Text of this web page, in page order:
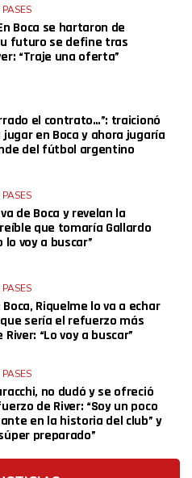
Boca se hartaron de
futuro se define tras
“Traje una oferta”
el contrato…”: traicionó
jugar en Boca y ahora jugaría
del fútbol argentino
de Boca y revelan la
que tomaría Gallardo
lo voy a buscar”
Riquelme lo va a echar
sería el refuerzo más
“Lo voy a buscar”
no dudó y se ofreció
de River: “Soy un poco
en la historia del club” y
preparado”